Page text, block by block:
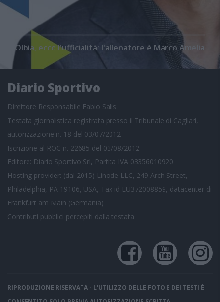
Olbia, ecco l'ufficialità: l'allenatore è Marco Amelia
Diario Sportivo
Direttore Responsabile Fabio Salis
Testata giornalistica registrata presso il Tribunale di Cagliari,
autorizzazione n. 18 del 03/07/2012
Iscrizione al ROC n. 22685 del 03/08/2012
Editore: Diario Sportivo Srl, Partita IVA 03356010920
Hosting provider: (dal 2015) Linode LLC, 249 Arch Street,
Philadelphia, PA 19106, USA, Tax id EU372008859, datacenter di
Frankfurt am Main (Germania)
Contributi pubblici percepiti dalla testata
RIPRODUZIONE RISERVATA - L'UTILIZZO DELLE FOTO E DEI TESTI È